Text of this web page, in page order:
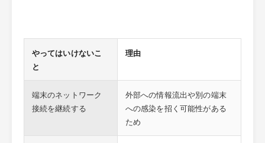
やってはいけないこ
と
理由
端末のネットワーク
接続を継続する
外部への情報流出や別の端末
への感染を招く可能性がある
ため